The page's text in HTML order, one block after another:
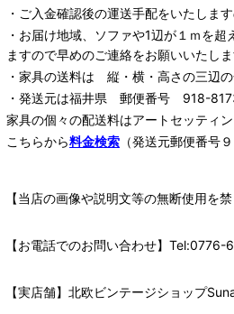
・ご入金確認後の運送手配をいたし
・お届け地域、ソファや1辺が１ｍを
ますので早めのご連絡をお願いいたしま
・家具の送料は 縦・横・高さの三辺
・発送元は福井県 郵便番号 918-
家具の個々の配送料はアートセッティ
こちらから料金検索 （発送元郵便番号
【当店の画像や説明文等の無断使用を禁
【お電話でのお問い合わせ】
【実店舗】北欧ビンテージショップ